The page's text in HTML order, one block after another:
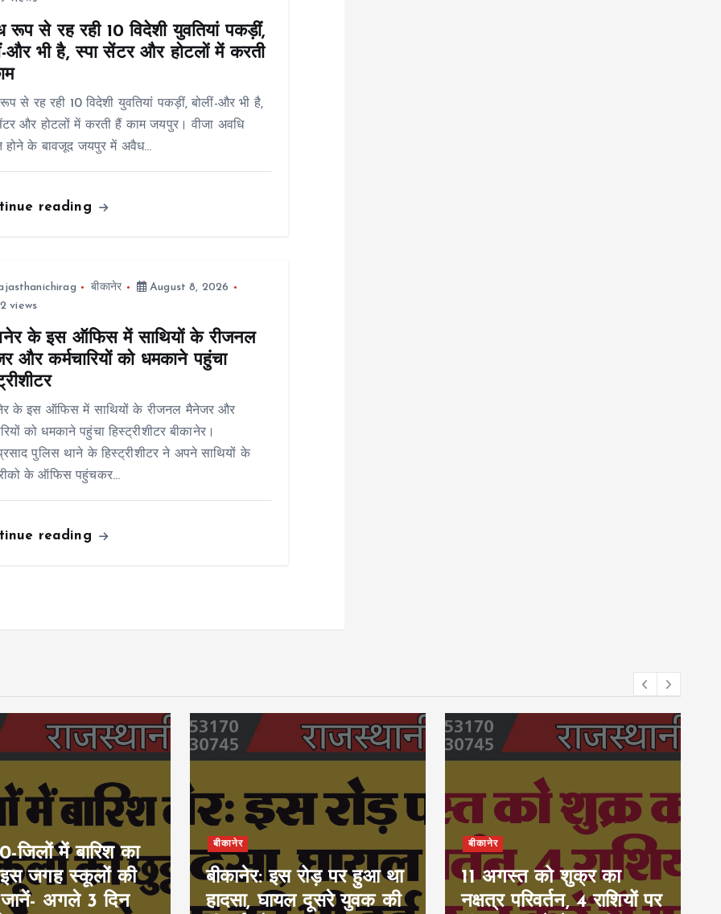
रूप से रह रही 10 विदेशी युवतियां पकड़ीं,
और भी है, स्पा सेंटर और होटलों में करती
से रह रही 10 विदेशी युवतियां पकड़ीं, बोलीं-और भी है,
और होटलों में करती हैं काम जयपुर। वीजा अवधि
होने के बावजूद जयपुर में अवैध…
reading
बीकानेर
August 8, 2026
views
के इस ऑफिस में साथियों के रीजनल
और कर्मचारियों को धमकाने पहुंचा
के इस ऑफिस में साथियों के रीजनल मैनेजर और
को धमकाने पहुंचा हिस्ट्रीशीटर बीकानेर।
पुलिस थाने के हिस्ट्रीशीटर ने अपने साथियों के
के ऑफिस पहुंचकर…
reading
में बारिश का
जगह स्कूलों की
अगले 3 दिन
बीकानेर
बीकानेर: इस रोड़ पर हुआ था
हादसा, घायल दूसरे युवक की
बीकानेर
11 अगस्त को शुक्र का
नक्षत्र परिवर्तन, 4 राशियों पर